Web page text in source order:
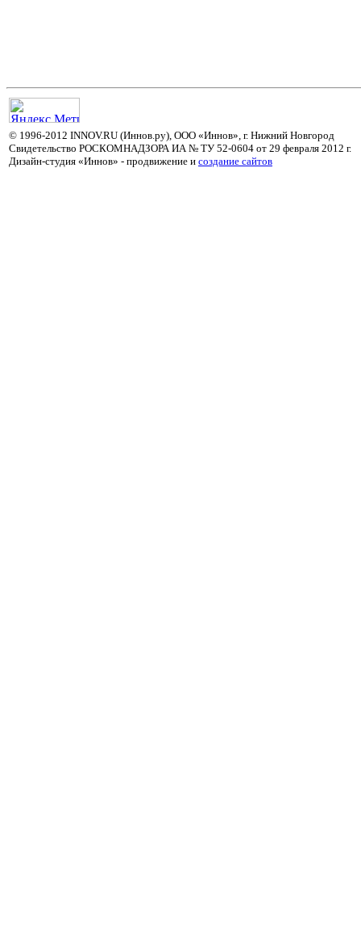
© 1996-2012 INNOV.RU (Иннов.ру), ООО «Иннов», г. Нижний Новгород
Свидетельство РОСКОМНАДЗОРА ИА № ТУ 52-0604 от 29 февраля 2012 г.
Дизайн-студия «Иннов» - продвижение и cоздание сайтов